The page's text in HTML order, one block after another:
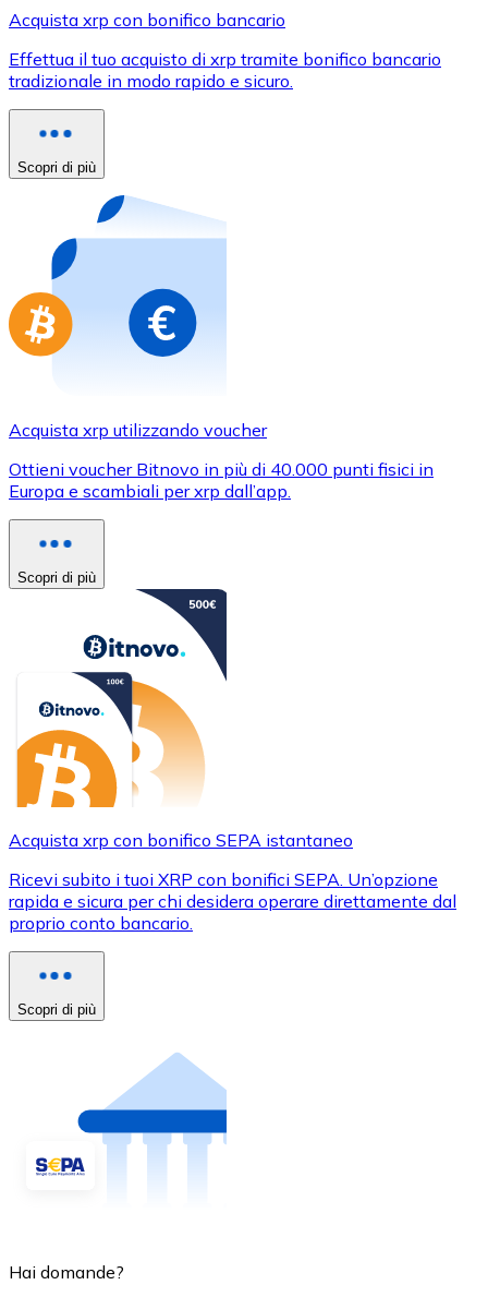
Usa le carte Visa e Mastercard per acquistare
Acquista con carta
Acquista gift card dei tuoi marchi preferiti con
Vai al negozio di carte regalo
Acquista xrp con bonifico bancario
Effettua il tuo acquisto di xrp tramite bonifico bancario
tradizionale in modo rapido e sicuro.
Scopri di più
Acquista xrp utilizzando voucher
Ottieni voucher Bitnovo in più di 40.000 punti fisici in
Europa e scambiali per xrp dall’app.
Scopri di più
Acquista xrp con bonifico SEPA istantaneo
Ricevi subito i tuoi XRP con bonifici SEPA. Un’opzione
rapida e sicura per chi desidera operare direttamente dal
proprio conto bancario.
Scopri di più
Hai domande?